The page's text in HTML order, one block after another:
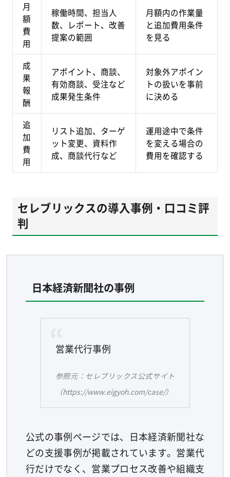
月
額
費
用
稼働時間、担当人
数、レポート、改善
提案の範囲
月額内の作業量
と追加費用条件
を見る
成
果
報
酬
アポイント、商談、
有効商談、受注など
成果発生条件
対象外アポイン
トの扱いを事前
に決める
追
加
費
用
リスト追加、ターゲ
ット変更、資料作
成、商談代行など
運用途中で条件
を変える場合の
費用を確認する
セレブリックスの導入事例・口コミ評
判
日本経済新聞社の事例
営業代行事例
参照元：セレブリックス公式サイト
（https://www.eigyoh.com/case/）
公式の事例ページでは、日本経済新聞社な
どの支援事例が掲載されています。営業代
行だけでなく、営業プロセス改善や組織支